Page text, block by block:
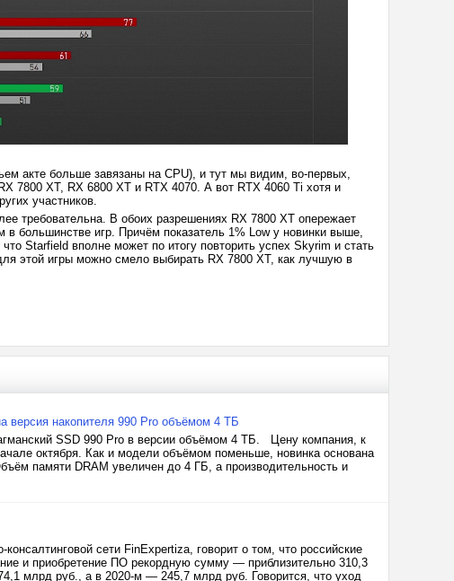
акте больше завязаны на CPU), и тут мы видим, во-первых,
7800 XT, RX 6800 XT и RTX 4070. А вот RTX 4060 Ti хотя и
участников.
требовательна. В обоих разрешениях RX 7800 XT опережает
большинстве игр. Причём показатель 1% Low у новинки выше,
Starfield вполне может по итогу повторить успех Skyrim и стать
этой игры можно смело выбирать RX 7800 XT, как лучшую в
версия накопителя 990 Pro объёмом 4 ТБ
SSD 990 Pro в версии объёмом 4 ТБ. Цену компания, к
октября. Как и модели объёмом поменьше, новинка основана
памяти DRAM увеличен до 4 ГБ, а производительность и
сети FinExpertiza, говорит о том, что российские
и приобретение ПО рекордную сумму — приблизительно 310,3
млрд руб., а в 2020-м — 245,7 млрд руб. Говорится, что уход